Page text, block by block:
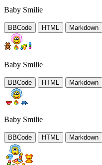
Baby Smilie
BBCode HTML Markdown
Baby Smilie
BBCode HTML Markdown
Baby Smilie
BBCode HTML Markdown